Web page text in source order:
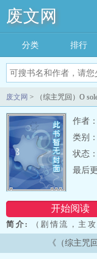
废文网
分类 排行
废文网 > （综主咒回）O
作者：
类别
状态
开始阅读
最后
简介:
（剧情流，主
点！） （彩蛋章留言
看不得这种连几个
《（综主咒